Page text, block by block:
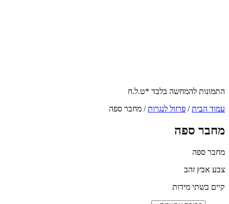
התמונות להמחשה בלבד *ט.ל.ח
עמוד הבית/ פרזול לנגרות/ מחבר ספה
מחבר ספה
מחבר ספה
צבע אבץ זהב
קיים בשתי מידות